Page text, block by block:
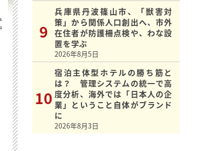
兵庫県丹波篠山市、「獣害対
策」から関係人口創出へ、市外
在住者が防護柵点検や、わな設
置を学ぶ
2026年8月5日
宿泊主体型ホテルの勝ち筋と
は？ 管理システムの統一で高
度分析、海外では「日本人の企
業」ということ自体がブランド
に
2026年8月3日